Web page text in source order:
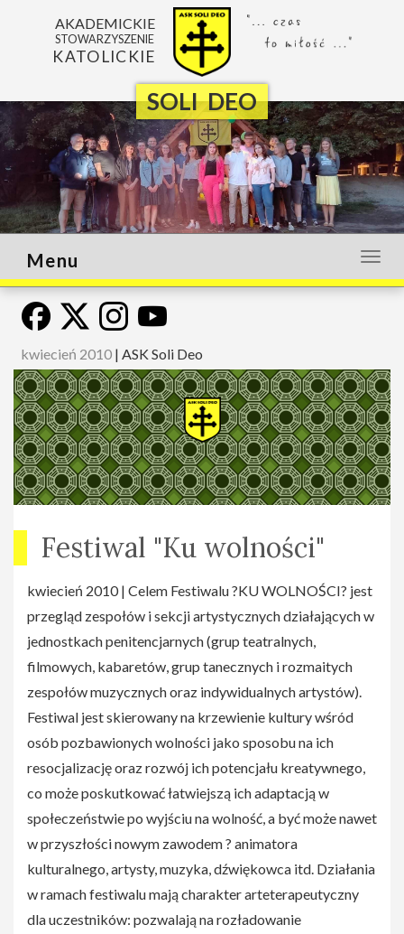
SOLI DEO
AKADEMICKIE
STOWARZYSZENIE
KATOLICKIE
lub
Menu
kwiecień 2010 | ASK Soli Deo
Festiwal "Ku wolności"
kwiecień 2010 | Celem Festiwalu ?KU WOLNOŚCI? jest
przegląd zespołów i sekcji artystycznych działających w
jednostkach penitencjarnych (grup teatralnych,
filmowych, kabaretów, grup tanecznych i rozmaitych
zespołów muzycznych oraz indywidualnych artystów).
Festiwal jest skierowany na krzewienie kultury wśród
osób pozbawionych wolności jako sposobu na ich
resocjalizację oraz rozwój ich potencjału kreatywnego,
co może poskutkować łatwiejszą ich adaptacją w
społeczeństwie po wyjściu na wolność, a być może nawet
w przyszłości nowym zawodem ? animatora
kulturalnego, artysty, muzyka, dźwiękowca itd. Działania
w ramach festiwalu mają charakter arteterapeutyczny
dla uczestników: pozwalają na rozładowanie